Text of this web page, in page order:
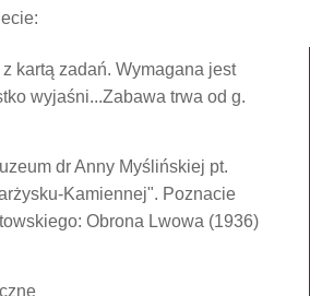
kartą zadań. Wymagana jest
wyjaśni...Zabawa trwa od g.
dr Anny Myślińskiej pt.
Kamiennej". Poznacie
Obrona Lwowa (1936)